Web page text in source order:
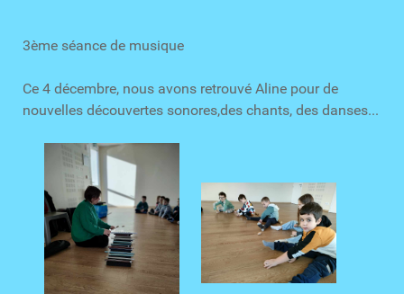
3ème séance de musique
Ce 4 décembre, nous avons retrouvé Aline pour de
nouvelles découvertes sonores,des chants, des danses...